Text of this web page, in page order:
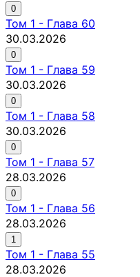
0
Том 1 - Глава 60
30.03.2026
0
Том 1 - Глава 59
30.03.2026
0
Том 1 - Глава 58
30.03.2026
0
Том 1 - Глава 57
28.03.2026
0
Том 1 - Глава 56
28.03.2026
1
Том 1 - Глава 55
28.03.2026